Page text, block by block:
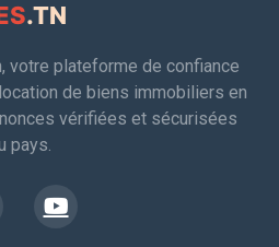
.TN
votre plateforme de confiance
de biens immobiliers en
vérifiées et sécurisées
pays.